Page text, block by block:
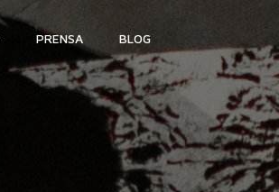
PRENSA BLOG